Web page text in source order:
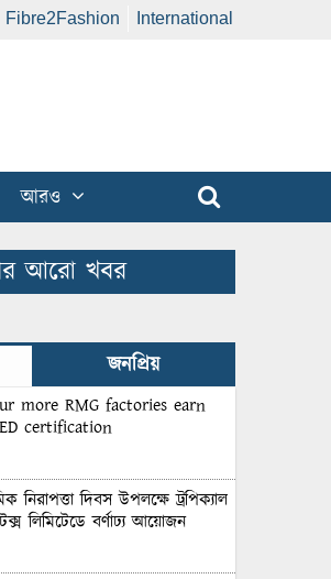
Fibre2Fashion International
আরও
আরো খবর
জনপ্রিয়
more RMG factories earn
certification
নিরাপত্তা দিবস উপলক্ষে ট্রপিক্যাল
লিমিটেডে বর্ণাঢ্য আয়োজন